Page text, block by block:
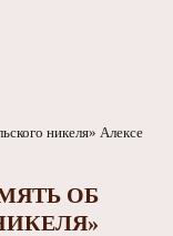
ОБ